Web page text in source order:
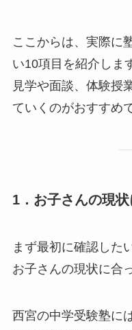
ここからは、実際に
い10項目を紹介しま
見学や面談、体験授
ていくのがおすすめ
1．お子さんの現
まず最初に確認した
お子さんの現状に合
西宮の中学受験塾に